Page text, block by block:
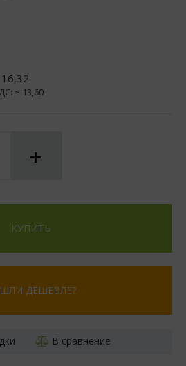
16,32
~ 13,60
+
КУПИТЬ
ДЕШЕВЛЕ?
В сравнение